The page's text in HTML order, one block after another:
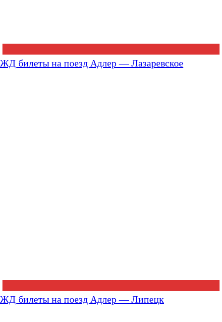
ЖД билеты на поезд Адлер — Лазаревское
ЖД билеты на поезд Адлер — Липецк